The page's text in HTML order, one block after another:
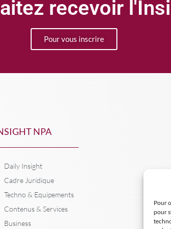
Pour
pour
recevoir
Pour vous inscrire
NPA
Daily Insight
Cadre Juridique
Techno & Equipements
Contenus & Services
Business